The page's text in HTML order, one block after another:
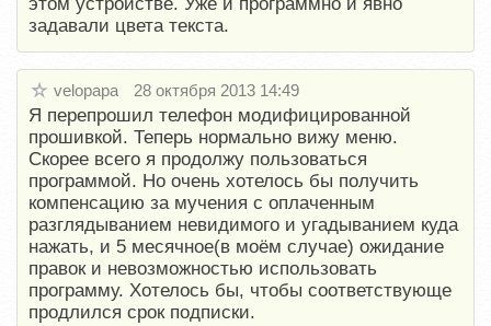
задавали цвета текста.
velopapa 28 октября 2013 14:49
Я перепрошил телефон модифицированной
прошивкой. Теперь нормально вижу меню.
Скорее всего я продолжу пользоваться
программой. Но очень хотелось бы получить
компенсацию за мучения с оплаченным
разглядыванием невидимого и угадыванием куда
нажать, и 5 месячное(в моём случае) ожидание
правок и невозможностью использовать
программу. Хотелось бы, чтобы соответствующе
продлился срок подписки.